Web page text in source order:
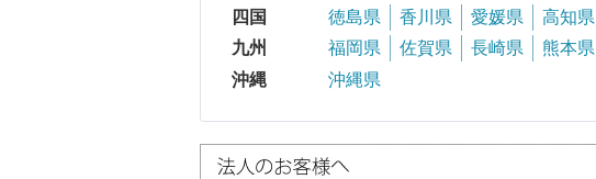
四国
徳島県 香川県 愛媛県
高知県
九州
福岡県 佐賀県 長崎県 熊本県
沖縄
沖縄県